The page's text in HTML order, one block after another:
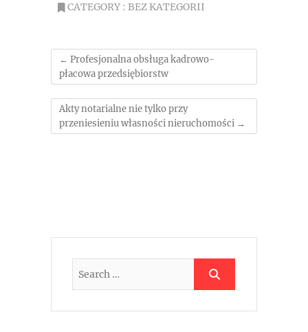
CATEGORY : BEZ KATEGORII
← Profesjonalna obsługa kadrowo-
płacowa przedsiębiorstw
Akty notarialne nie tylko przy
przeniesieniu własności nieruchomości →